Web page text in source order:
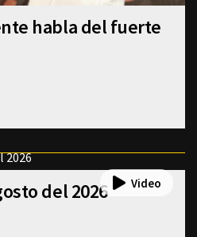
habla del fuerte
del 2026